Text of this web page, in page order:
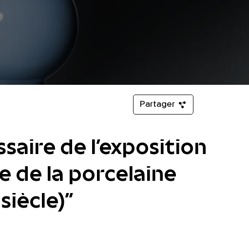
Partager
de l'exposition
de la porcelaine